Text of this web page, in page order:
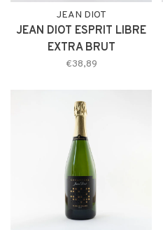
JEAN DIOT
JEAN DIOT ESPRIT LIBRE
EXTRA BRUT
€38,89